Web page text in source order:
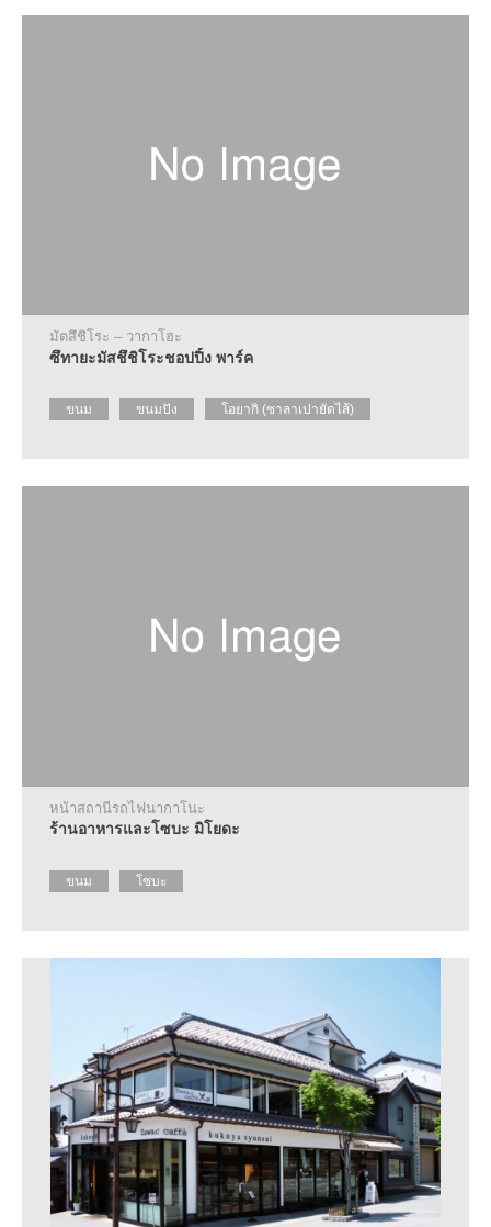
มัตสึชิโระ – วากาโฮะ
ซึทายะมัสชึชิโระชอปปิ้ง พาร์ค
ขนม ขนมปัง โอยากิ (ซาลาเปายัดไส้)
หน้าสถานีรถไฟนากาโนะ
ร้านอาหารและโซบะ มิโยดะ
ขนม โซบะ